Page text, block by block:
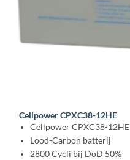
Cellpower CPXC38-12HE
Cellpower CPXC38-12HE
Lood-Carbon batterij
2800 Cycli bij DoD 50%